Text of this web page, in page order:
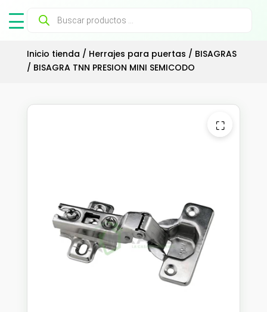
Búsqueda
productos
Inicio tienda / Herrajes para puertas / BISAGRAS
/ BISAGRA TNN PRESION MINI SEMICODO
⛶